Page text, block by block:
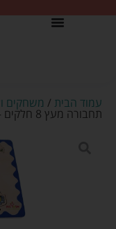
עמוד הבית / משחקים
תחבורה מעץ 8 חלקים – פיט טויס